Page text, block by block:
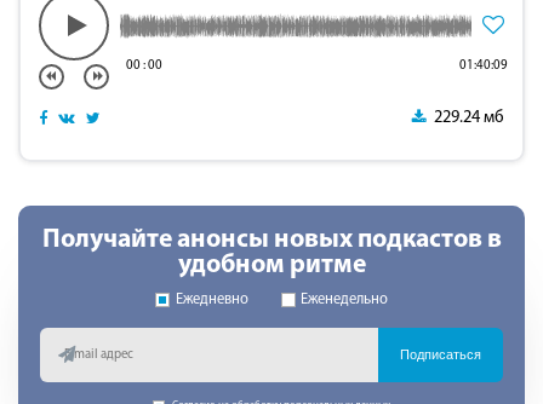
00:00 01:40:09
229.24 мб
Получайте анонсы новых подкастов в
удобном ритме
Ежедневно Еженедельно
Подписаться